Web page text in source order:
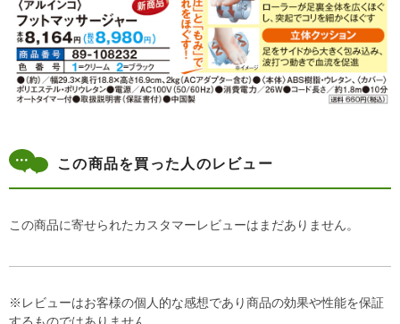
この商品を買った人のレビュー
この商品に寄せられたカスタマーレビューはまだありません。
※レビューはお客様の個人的な感想であり商品の効果や性能を保証